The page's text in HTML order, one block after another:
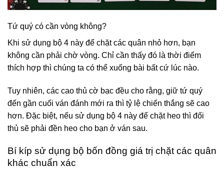
Tứ quý có cần vòng không?
Khi sử dụng bộ 4 này để chặt các quân nhỏ hơn, bạn
không cần phải chờ vòng. Chỉ cần thấy đó là thời điểm
thích hợp thì chúng ta có thể xuống bài bất cứ lúc nào.
Tuy nhiên, các cao thủ cờ bạc đều cho rằng, giữ tứ quý
đến gần cuối ván đánh mới ra thì tỷ lệ chiến thắng sẽ cao
hơn. Đặc biệt, nếu sử dụng bộ 4 này để chặt heo thì đối
thủ sẽ phải đền heo cho bạn ở ván sau.
Bí kíp sử dụng bộ bốn đồng giá trị chặt các quân
khác chuẩn xác